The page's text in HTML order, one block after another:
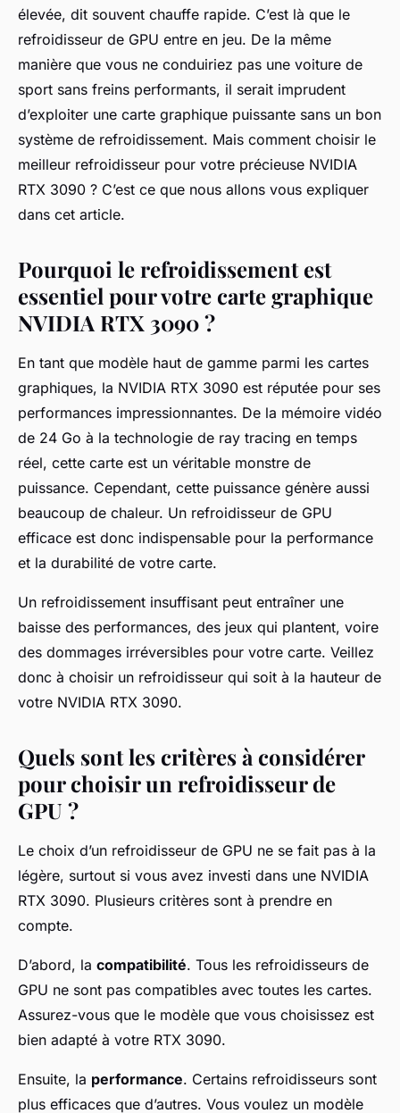
élevée, dit souvent chauffe rapide. C’est là que le
refroidisseur de GPU entre en jeu. De la même
manière que vous ne conduiriez pas une voiture de
sport sans freins performants, il serait imprudent
d’exploiter une carte graphique puissante sans un bon
système de refroidissement. Mais comment choisir le
meilleur refroidisseur pour votre précieuse NVIDIA
RTX 3090 ? C’est ce que nous allons vous expliquer
dans cet article.
Pourquoi le refroidissement est
essentiel pour votre carte graphique
NVIDIA RTX 3090 ?
En tant que modèle haut de gamme parmi les cartes
graphiques, la NVIDIA RTX 3090 est réputée pour ses
performances impressionnantes. De la mémoire vidéo
de 24 Go à la technologie de ray tracing en temps
réel, cette carte est un véritable monstre de
puissance. Cependant, cette puissance génère aussi
beaucoup de chaleur. Un refroidisseur de GPU
efficace est donc indispensable pour la performance
et la durabilité de votre carte.
Un refroidissement insuffisant peut entraîner une
baisse des performances, des jeux qui plantent, voire
des dommages irréversibles pour votre carte. Veillez
donc à choisir un refroidisseur qui soit à la hauteur de
votre NVIDIA RTX 3090.
Quels sont les critères à considérer
pour choisir un refroidisseur de
GPU ?
Le choix d’un refroidisseur de GPU ne se fait pas à la
légère, surtout si vous avez investi dans une NVIDIA
RTX 3090. Plusieurs critères sont à prendre en
compte.
D’abord, la compatibilité. Tous les refroidisseurs de
GPU ne sont pas compatibles avec toutes les cartes.
Assurez-vous que le modèle que vous choisissez est
bien adapté à votre RTX 3090.
Ensuite, la performance. Certains refroidisseurs sont
plus efficaces que d’autres. Vous voulez un modèle